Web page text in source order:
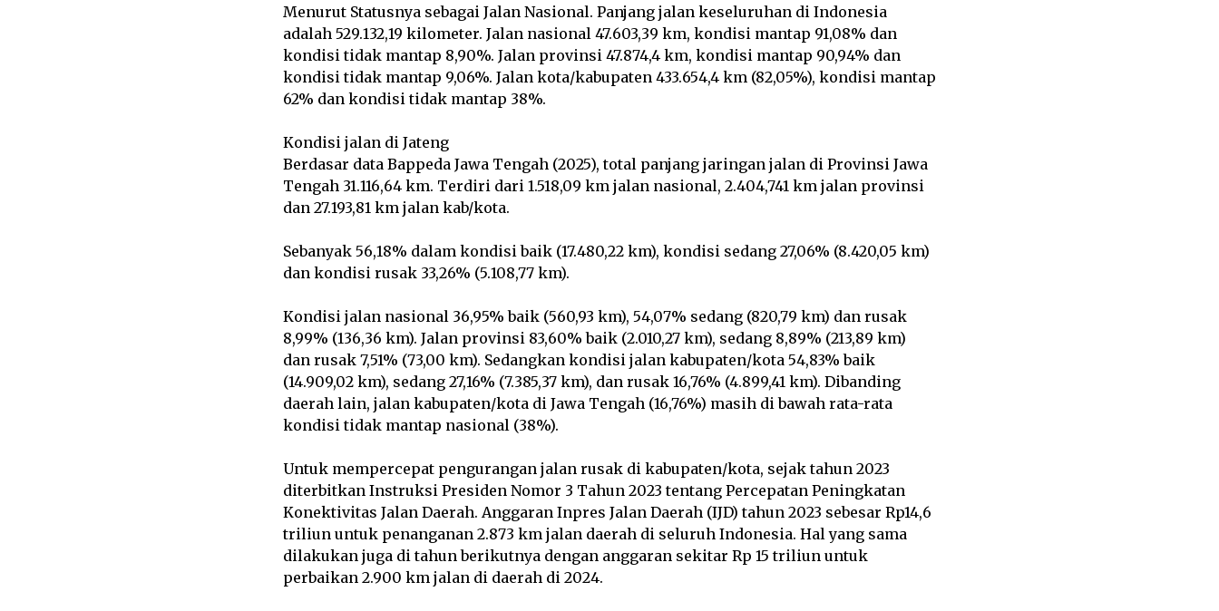
Menurut Statusnya sebagai Jalan Nasional. Panjang jalan keseluruhan di Indonesia
adalah 529.132,19 kilometer. Jalan nasional 47.603,39 km, kondisi mantap 91,08% dan
kondisi tidak mantap 8,90%. Jalan provinsi 47.874,4 km, kondisi mantap 90,94% dan
kondisi tidak mantap 9,06%. Jalan kota/kabupaten 433.654,4 km (82,05%), kondisi mantap
62% dan kondisi tidak mantap 38%.
Kondisi jalan di Jateng
Berdasar data Bappeda Jawa Tengah (2025), total panjang jaringan jalan di Provinsi Jawa
Tengah 31.116,64 km. Terdiri dari 1.518,09 km jalan nasional, 2.404,741 km jalan provinsi
dan 27.193,81 km jalan kab/kota.
Sebanyak 56,18% dalam kondisi baik (17.480,22 km), kondisi sedang 27,06% (8.420,05 km)
dan kondisi rusak 33,26% (5.108,77 km).
Kondisi jalan nasional 36,95% baik (560,93 km), 54,07% sedang (820,79 km) dan rusak
8,99% (136,36 km). Jalan provinsi 83,60% baik (2.010,27 km), sedang 8,89% (213,89 km)
dan rusak 7,51% (73,00 km). Sedangkan kondisi jalan kabupaten/kota 54,83% baik
(14.909,02 km), sedang 27,16% (7.385,37 km), dan rusak 16,76% (4.899,41 km). Dibanding
daerah lain, jalan kabupaten/kota di Jawa Tengah (16,76%) masih di bawah rata-rata
kondisi tidak mantap nasional (38%).
Untuk mempercepat pengurangan jalan rusak di kabupaten/kota, sejak tahun 2023
diterbitkan Instruksi Presiden Nomor 3 Tahun 2023 tentang Percepatan Peningkatan
Konektivitas Jalan Daerah. Anggaran Inpres Jalan Daerah (IJD) tahun 2023 sebesar Rp14,6
triliun untuk penanganan 2.873 km jalan daerah di seluruh Indonesia. Hal yang sama
dilakukan juga di tahun berikutnya dengan anggaran sekitar Rp 15 triliun untuk
perbaikan 2.900 km jalan di daerah di 2024.